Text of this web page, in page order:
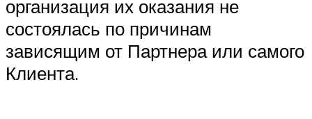
организация их оказания не
состоялась по причинам
зависящим от Партнера или самого
Клиента.